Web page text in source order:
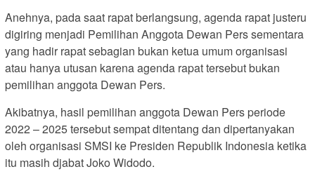
Anehnya, pada saat rapat berlangsung, agenda rapat justeru
digiring menjadi Pemilihan Anggota Dewan Pers sementara
yang hadir rapat sebagian bukan ketua umum organisasi
atau hanya utusan karena agenda rapat tersebut bukan
pemilihan anggota Dewan Pers.
Akibatnya, hasil pemilihan anggota Dewan Pers periode
2022 – 2025 tersebut sempat ditentang dan dipertanyakan
oleh organisasi SMSI ke Presiden Republik Indonesia ketika
itu masih djabat Joko Widodo.